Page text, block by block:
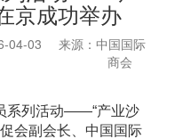
京成功举办
04-03
来源：中国国际
商会
列活动——“产业沙
会副会长、中国国际